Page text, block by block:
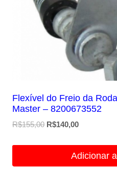
Flexível do Freio da
Master – 8200673552
R$155,00 O
R$140,00O
é:
Adicionar